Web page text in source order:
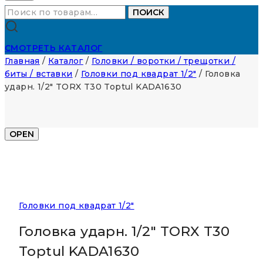
Искать:
ПОИСК
СМОТРЕТЬ КАТАЛОГ
Главная / Каталог / Головки / воротки / трещотки /
биты / вставки / Головки под квадрат 1/2" / Головка
ударн. 1/2″ TORX T30 Toptul KADA1630
OPEN
Головки под квадрат 1/2"
Головка ударн. 1/2″ TORX T30
Toptul KADA1630